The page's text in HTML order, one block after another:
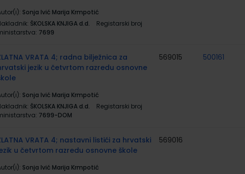
Sonja Ivić Marija Krmpotić
ŠKOLSKA KNJIGA d.d.
Registarski broj
7699
VRATA 4; radna bilježnica za
jezik u četvrtom razredu osnovne
Sonja Ivić Marija Krmpotić
ŠKOLSKA KNJIGA d.d.
Registarski broj
7699-DOM
569015 500161
VRATA 4; nastavni listići za hrvatski
u četvrtom razredu osnovne škole
Sonja Ivić Marija Krmpotić
569016